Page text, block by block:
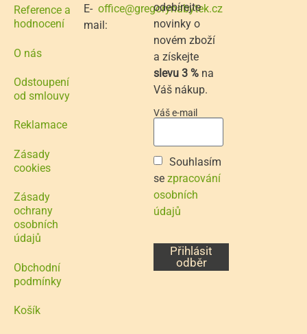
Reference a
hodnocení
O nás
Odstoupení
od smlouvy
Reklamace
Zásady
cookies
Zásady
ochrany
osobních
údajů
Obchodní
podmínky
Košík
E-
mail:
office@gregorynabytek.cz
odebírejte
novinky o
novém zboží
a získejte
slevu 3 % na
Váš nákup.
Váš e-mail
Souhlasím
se zpracování
osobních
údajů
Přihlásit
odběr